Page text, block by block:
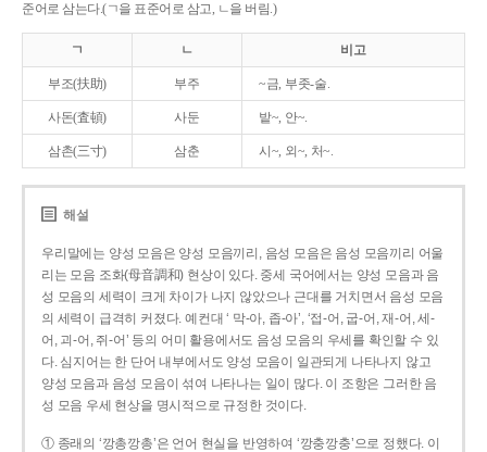
준어로 삼는다.(ㄱ을 표준어로 삼고, ㄴ을 버림.)
ㄱ ㄴ 비고
부조(扶助) 부주 ~금, 부좃-술.
사돈(査頓) 사둔 밭~, 안~.
삼촌(三寸) 삼춘 시~, 외~, 처~.
해설
우리말에는 양성 모음은 양성 모음끼리, 음성 모음은 음성 모음끼리 어울
리는 모음 조화(母音調和) 현상이 있다. 중세 국어에서는 양성 모음과 음
성 모음의 세력이 크게 차이가 나지 않았으나 근대를 거치면서 음성 모음
의 세력이 급격히 커졌다. 예컨대 ‘ 막-아, 좁-아’, ‘접-어, 굽-어, 재-어, 세-
어, 괴-어, 쥐-어’ 등의 어미 활용에서도 음성 모음의 우세를 확인할 수 있
다. 심지어는 한 단어 내부에서도 양성 모음이 일관되게 나타나지 않고
양성 모음과 음성 모음이 섞여 나타나는 일이 많다. 이 조항은 그러한 음
성 모음 우세 현상을 명시적으로 규정한 것이다.
① 종래의 ‘깡총깡총’은 언어 현실을 반영하여 ‘깡충깡충’으로 정했다. 이